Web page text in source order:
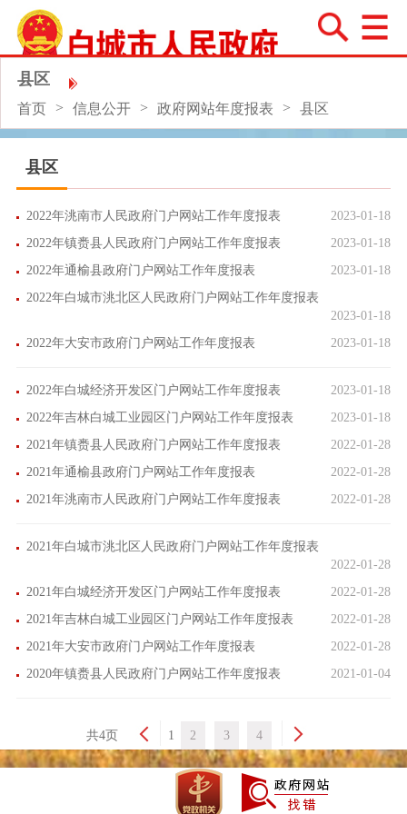
县区
首页 > 信息公开 > 政府网站年度报表 > 县区
县区
2022年洮南市人民政府门户网站工作年度报表
2023-01-18
2022年镇赉县人民政府门户网站工作年度报表
2023-01-18
2022年通榆县政府门户网站工作年度报表
2023-01-18
2022年白城市洮北区人民政府门户网站工作年度报表
2023-01-18
2022年大安市政府门户网站工作年度报表
2023-01-18
2022年白城经济开发区门户网站工作年度报表
2023-01-18
2022年吉林白城工业园区门户网站工作年度报表
2023-01-18
2021年镇赉县人民政府门户网站工作年度报表
2022-01-28
2021年通榆县政府门户网站工作年度报表
2022-01-28
2021年洮南市人民政府门户网站工作年度报表
2022-01-28
2021年白城市洮北区人民政府门户网站工作年度报表
2022-01-28
2021年白城经济开发区门户网站工作年度报表
2022-01-28
2021年吉林白城工业园区门户网站工作年度报表
2022-01-28
2021年大安市政府门户网站工作年度报表
2022-01-28
2020年镇赉县人民政府门户网站工作年度报表
2021-01-04
共4页 1 2 3 4